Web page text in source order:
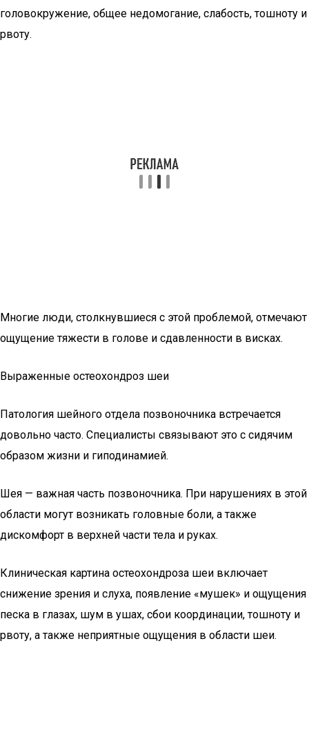
головокружение, общее недомогание, слабость, тошноту и
рвоту.
Многие люди, столкнувшиеся с этой проблемой, отмечают
ощущение тяжести в голове и сдавленности в висках.
Выраженные остеохондроз шеи
Патология шейного отдела позвоночника встречается
довольно часто. Специалисты связывают это с сидячим
образом жизни и гиподинамией.
Шея — важная часть позвоночника. При нарушениях в этой
области могут возникать головные боли, а также
дискомфорт в верхней части тела и руках.
Клиническая картина остеохондроза шеи включает
снижение зрения и слуха, появление «мушек» и ощущения
песка в глазах, шум в ушах, сбои координации, тошноту и
рвоту, а также неприятные ощущения в области шеи.